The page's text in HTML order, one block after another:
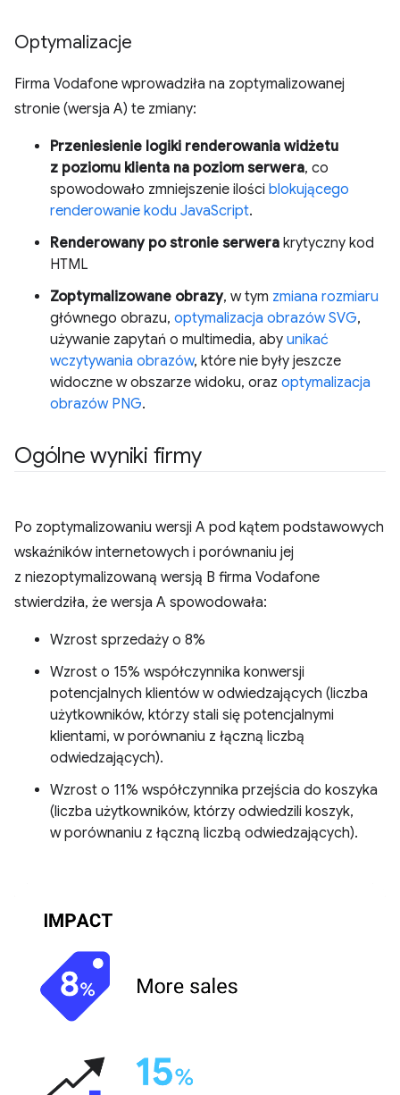
Optymalizacje
Firma Vodafone wprowadziła na zoptymalizowanej
stronie (wersja A) te zmiany:
Przeniesienie logiki renderowania widżetu
z poziomu klienta na poziom serwera, co
spowodowało zmniejszenie ilości blokującego
renderowanie kodu JavaScript.
Renderowany po stronie serwera krytyczny kod
HTML
Zoptymalizowane obrazy, w tym zmiana rozmiaru
głównego obrazu, optymalizacja obrazów SVG,
używanie zapytań o multimedia, aby unikać
wczytywania obrazów, które nie były jeszcze
widoczne w obszarze widoku, oraz optymalizacja
obrazów PNG.
Ogólne wyniki firmy
Po zoptymalizowaniu wersji A pod kątem podstawowych
wskaźników internetowych i porównaniu jej
z niezoptymalizowaną wersją B firma Vodafone
stwierdziła, że wersja A spowodowała:
Wzrost sprzedaży o 8%
Wzrost o 15% współczynnika konwersji
potencjalnych klientów w odwiedzających (liczba
użytkowników, którzy stali się potencjalnymi
klientami, w porównaniu z łączną liczbą
odwiedzających).
Wzrost o 11% współczynnika przejścia do koszyka
(liczba użytkowników, którzy odwiedzili koszyk,
w porównaniu z łączną liczbą odwiedzających).